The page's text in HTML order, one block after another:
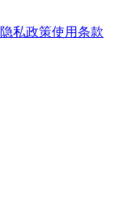
隐私政策使用条款